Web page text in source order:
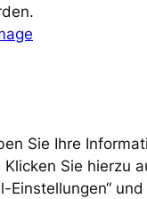
Sie Ihre
Klicken Sie hierzu
Einstellungen“